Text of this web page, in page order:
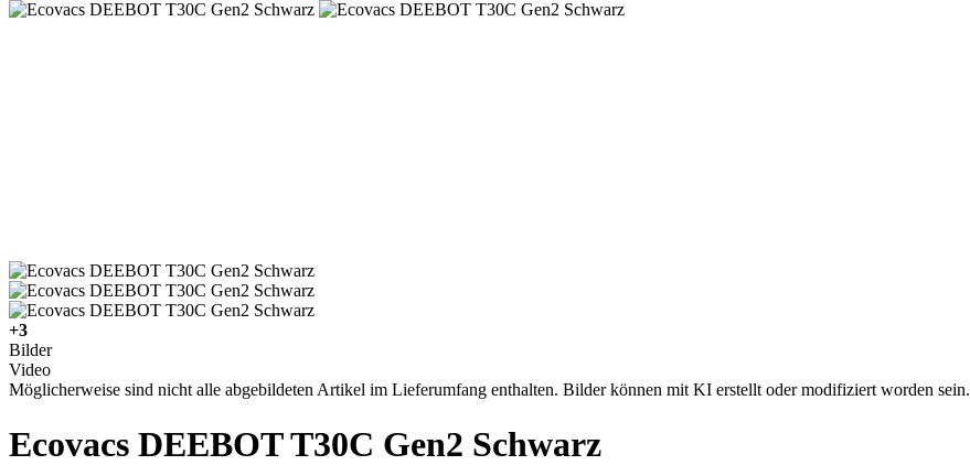
+3
Bilder
Video
Möglicherweise sind nicht alle abgebildeten Artikel im Lieferumfang enthalten. Bilder können mit KI erstellt oder modifiziert worden sein.
Ecovacs DEEBOT T30C Gen2 Schwarz